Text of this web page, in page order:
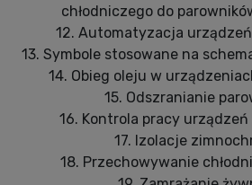
chłodniczego do
12. Automatyzacja
13. Symbole stosowane na
14. Obieg oleju w
15. Odszranianie
16. Kontrola pracy
17. Izolacje
18. Przechowywanie